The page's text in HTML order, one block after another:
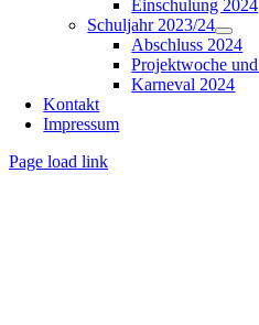
Einschulung 2024
Schuljahr 2023/24
Abschluss 2024
Projektwoche
Karneval 2024
Kontakt
Impressum
Page load link